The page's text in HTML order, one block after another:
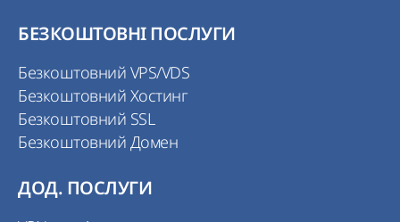
БЕЗКОШТОВНІ ПОСЛУГИ
Безкоштовний VPS/VDS
Безкоштовний Хостинг
Безкоштовний SSL
Безкоштовний Домен
ДОД. ПОСЛУГИ